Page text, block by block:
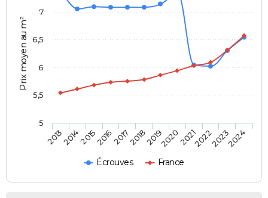
Prix moyen au m²
Écrouves France
201320142015201620172018201920202021202220232024
5
5,5
6
6,5
7